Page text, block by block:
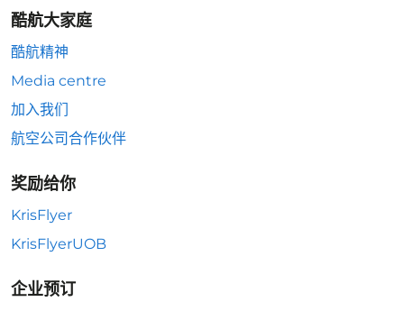
酷航大家庭
酷航精神
Media centre
加入我们
航空公司合作伙伴
奖励给你
KrisFlyer
KrisFlyerUOB
企业预订